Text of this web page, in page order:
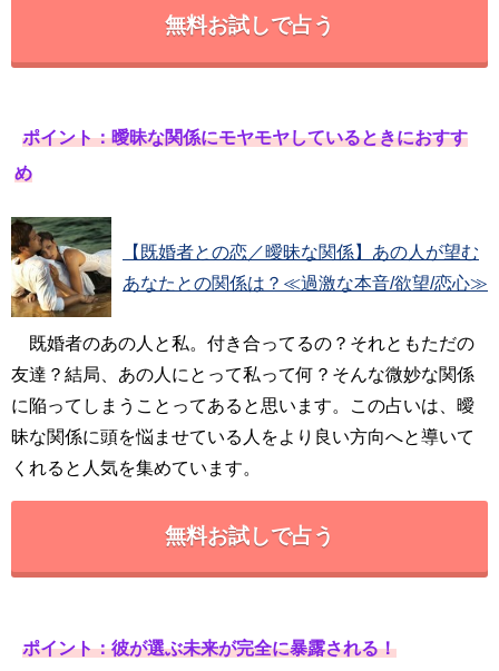
無料お試しで占う
ポイント：曖昧な関係にモヤモヤしているときにおすす
め
【既婚者との恋／曖昧な関係】あの人が望む
あなたとの関係は？≪過激な本音/欲望/恋心≫
既婚者のあの人と私。付き合ってるの？それともただの
友達？結局、あの人にとって私って何？そんな微妙な関係
に陥ってしまうことってあると思います。この占いは、曖
昧な関係に頭を悩ませている人をより良い方向へと導いて
くれると人気を集めています。
無料お試しで占う
ポイント：彼が選ぶ未来が完全に暴露される！